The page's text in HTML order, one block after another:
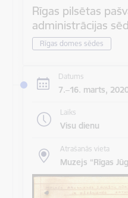
Rīgas pilsētas
administrācijas
Rīgas domes sēdes
Datums
7.–16. marts,
Laiks
Visu dienu
Atrašanās vieta
Muzejs “Rīgas